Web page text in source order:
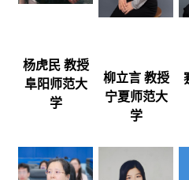
杨虎民 教授
阜阳师范大
学
柳立言 教授
宁夏师范大
学